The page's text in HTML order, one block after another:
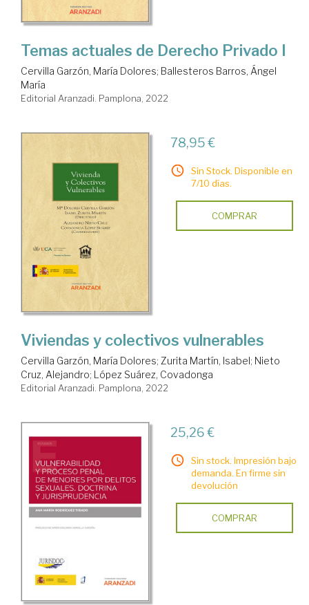
Temas actuales de Derecho Privado I
Cervilla Garzón, María Dolores; Ballesteros Barros, Ángel
María
Editorial Aranzadi. Pamplona, 2022
78,95 €
Sin Stock. Disponible en
7/10 días.
COMPRAR
Viviendas y colectivos vulnerables
Cervilla Garzón, María Dolores; Zurita Martín, Isabel; Nieto
Cruz, Alejandro; López Suárez, Covadonga
Editorial Aranzadi. Pamplona, 2022
25,26 €
Sin stock. Impresión bajo
demanda. En firme sin
devolución
COMPRAR